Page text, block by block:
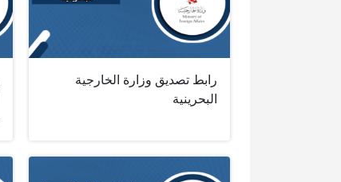
رابط تصديق وزارة الخارجية
البحرينية